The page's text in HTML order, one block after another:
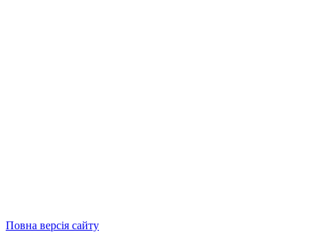
Повна версія сайту